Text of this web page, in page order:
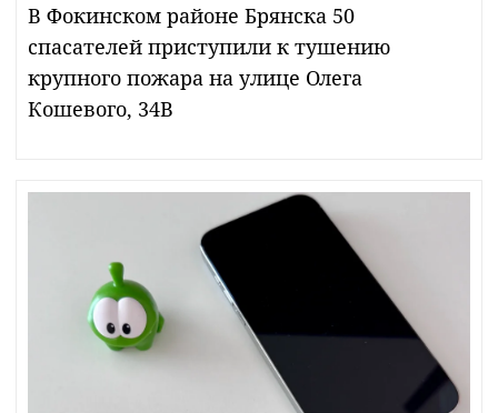
В Фокинском районе Брянска 50
спасателей приступили к тушению
крупного пожара на улице Олега
Кошевого, 34В